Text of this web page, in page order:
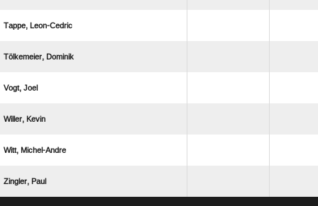
 
 
 
 
 
 